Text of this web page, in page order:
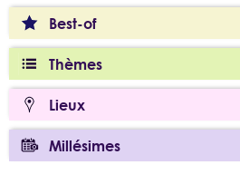
Best-of
Thèmes
Lieux
Millésimes